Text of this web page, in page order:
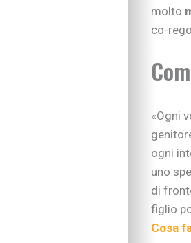
molto
co-
«Ogni
ogni
uno
di
figlio
Cosa